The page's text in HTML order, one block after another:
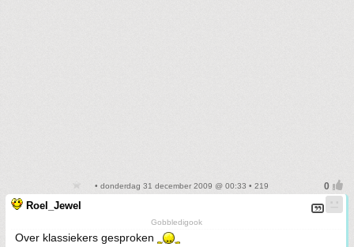
• donderdag 31 december 2009 @ 00:33 • 219
Roel_Jewel
Gobbledigook
Over klassiekers gesproken